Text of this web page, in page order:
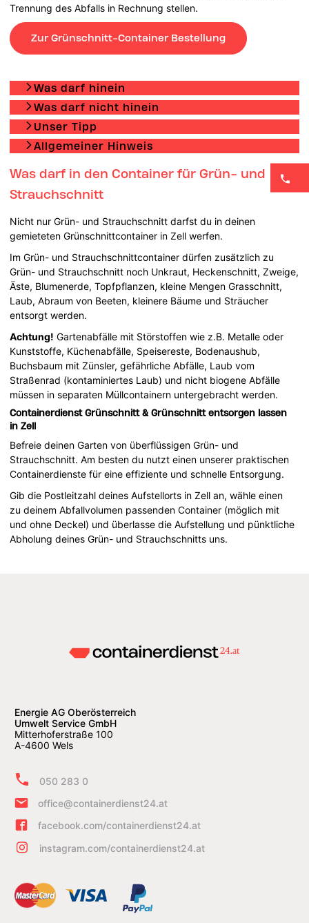
Trennung des Abfalls in Rechnung stellen.
Zur Grünschnitt-Container Bestellung
Was darf hinein
Was darf nicht hinein
Unser Tipp
Allgemeiner Hinweis
Was darf in den Container für Grün- und
Strauchschnitt
Nicht nur Grün- und Strauchschnitt darfst du in deinen
gemieteten Grünschnittcontainer in Zell werfen.
Im Grün- und Strauchschnittcontainer dürfen zusätzlich zu
Grün- und Strauchschnitt noch Unkraut, Heckenschnitt, Zweige,
Äste, Blumenerde, Topfpflanzen, kleine Mengen Grasschnitt,
Laub, Abraum von Beeten, kleinere Bäume und Sträucher
entsorgt werden.
Achtung! Gartenabfälle mit Störstoffen wie z.B. Metalle oder
Kunststoffe, Küchenabfälle, Speisereste, Bodenaushub,
Buchsbaum mit Zünsler, gefährliche Abfälle, Laub vom
Straßenrad (kontaminiertes Laub) und nicht biogene Abfälle
müssen in separaten Müllcontainern untergebracht werden.
Containerdienst Grünschnitt & Grünschnitt entsorgen lassen
in Zell
Befreie deinen Garten von überflüssigen Grün- und
Strauchschnitt. Am besten du nutzt einen unserer praktischen
Containerdienste für eine effiziente und schnelle Entsorgung.
Gib die Postleitzahl deines Aufstellorts in Zell an, wähle einen
zu deinem Abfallvolumen passenden Container (möglich mit
und ohne Deckel) und überlasse die Aufstellung und pünktliche
Abholung deines Grün- und Strauchschnitts uns.
Energie AG Oberösterreich
Umwelt Service GmbH
Mitterhoferstraße 100
A-4600 Wels
050 283 0
office@containerdienst24.at
facebook.com/containerdienst24.at
instagram.com/containerdienst24.at